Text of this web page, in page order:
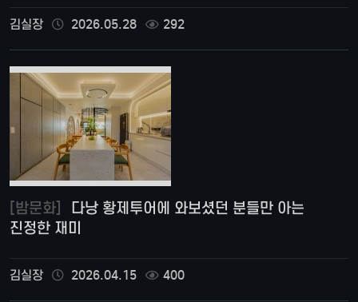
김실장 2026.05.28 292
[밤문화]
진정한 재미
김실장 2026.04.15 400